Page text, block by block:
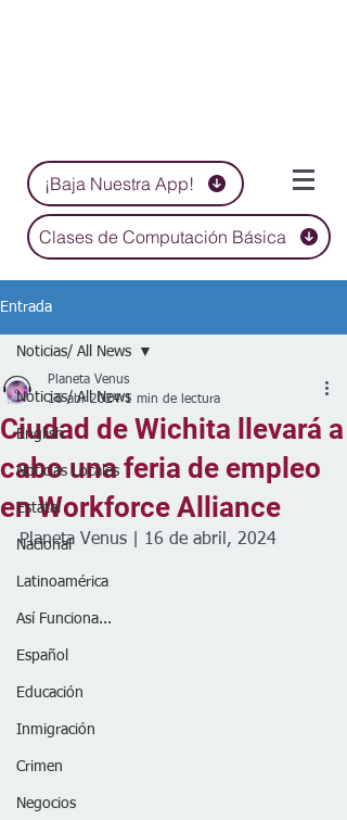
¡Baja Nuestra App!
Clases de Computación Básica
Entrada
Noticias/ All News
English
Noticias Locales
Estatal
Nacional
Latinoamérica
Así Funciona...
Español
Educación
Inmigración
Crimen
Negocios
Noticias/ All News
Ciudad de Wichita llevará a
cabo una feria de empleo
en Workforce Alliance
Planeta Venus
16 abr 2024 1 min de lectura
Planeta Venus | 16 de abril, 2024